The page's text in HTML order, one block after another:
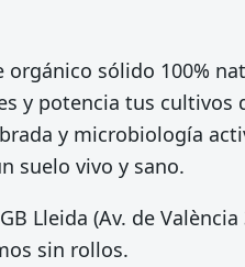
sólido 100%
y potencia tus cultivos
y microbiología
suelo vivo y sano.
Lleida (Av. de València
sin rollos.